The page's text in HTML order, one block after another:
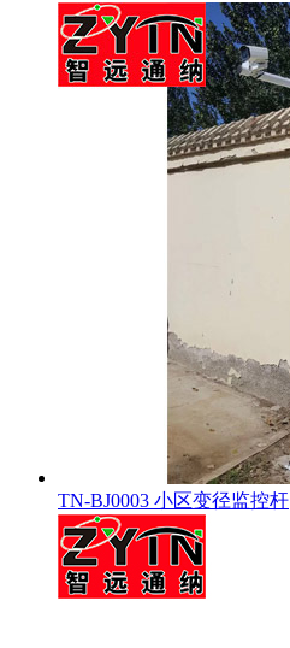
TN-BJ0003 小区变径监控杆